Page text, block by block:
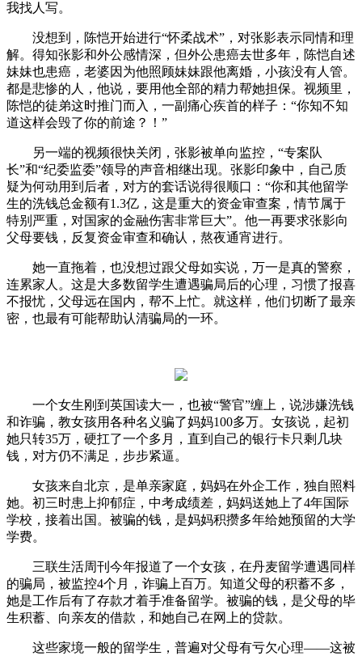
我找人写。
没想到，陈恺开始进行“怀柔战术”，对张影表示同情和理
解。得知张影和外公感情深，但外公患癌去世多年，陈恺自述
妹妹也患癌，老婆因为他照顾妹妹跟他离婚，小孩没有人管。
都是悲惨的人，他说，要用他全部的精力帮她担保。视频里，
陈恺的徒弟这时推门而入，一副痛心疾首的样子：“你知不知
道这样会毁了你的前途？！”
另一端的视频很快关闭，张影被单向监控，“专案队
长”和“纪委监委”领导的声音相继出现。张影印象中，自己质
疑为何动用到后者，对方的套话说得很顺口：“你和其他留学
生的洗钱总金额有1.3亿，这是重大的资金审查案，情节属于
特别严重，对国家的金融伤害非常巨大”。他一再要求张影向
父母要钱，反复资金审查和确认，熬夜通宵进行。
她一直拖着，也没想过跟父母如实说，万一是真的警察，
连累家人。这是大多数留学生遭遇骗局后的心理，习惯了报喜
不报忧，父母远在国内，帮不上忙。就这样，他们切断了最亲
密，也最有可能帮助认清骗局的一环。
一个女生刚到英国读大一，也被“警官”缠上，说涉嫌洗钱
和诈骗，教女孩用各种名义骗了妈妈100多万。女孩说，起初
她只转35万，硬扛了一个多月，直到自己的银行卡只剩几块
钱，对方仍不满足，步步紧逼。
女孩来自北京，是单亲家庭，妈妈在外企工作，独自照料
她。初三时患上抑郁症，中考成绩差，妈妈送她上了4年国际
学校，接着出国。被骗的钱，是妈妈积攒多年给她预留的大学
学费。
三联生活周刊今年报道了一个女孩，在丹麦留学遭遇同样
的骗局，被监控4个月，诈骗上百万。知道父母的积蓄不多，
她是工作后有了存款才着手准备留学。被骗的钱，是父母的毕
生积蓄、向亲友的借款，和她自己在网上的贷款。
这些家境一般的留学生，普遍对父母有亏欠心理——这被